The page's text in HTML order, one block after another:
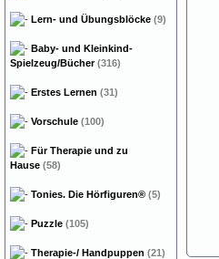
Lern- und Übungsblöcke (9)
Baby- und Kleinkind-
Spielzeug/Bücher(316)
Erstes Lernen (31)
Vorschule (100)
Für Therapie und zu
Hause (58)
Tonies. Die Hörfiguren® (5)
Puzzle (105)
Therapie-/ Handpuppen (21)